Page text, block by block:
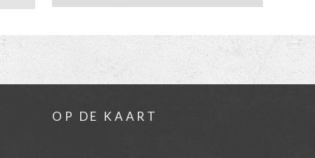
OP DE KAART